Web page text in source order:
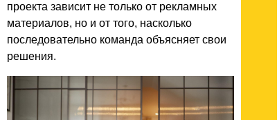
проекта зависит не только от рекламных
материалов, но и от того, насколько
последовательно команда объясняет свои
решения.